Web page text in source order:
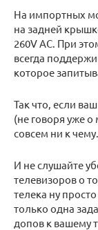
На импортных
на задней
260V АС. При
всегда
которое
Так что, если
(не говоря уже о
совсем ни к
И не слушайте
телевизоров о
телека ну
только одна
допов к вашему